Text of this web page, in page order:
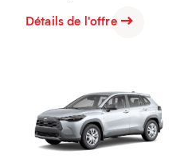
Détails de l'offre